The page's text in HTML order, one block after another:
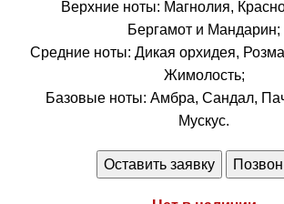
Верхние ноты: Магнолия,
Бергамот и Мандарин;
Средние ноты: Дикая орхидея,
Жимолость;
Базовые ноты: Амбра, Сандал,
Мускус.
Оставить заявку